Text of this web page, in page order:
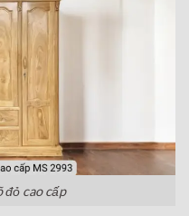
đỏ cao cấp